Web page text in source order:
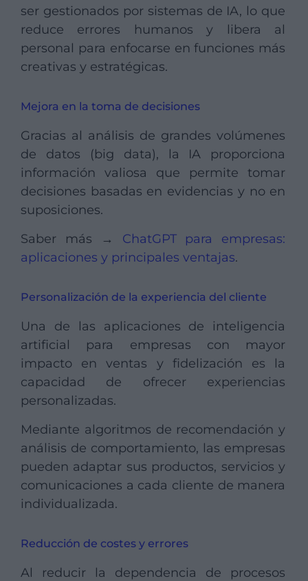
ser gestionados por sistemas de IA, lo que
reduce errores humanos y libera al
personal para enfocarse en funciones más
creativas y estratégicas.
Mejora en la toma de decisiones
Gracias al análisis de grandes volúmenes
de datos (big data), la IA proporciona
información valiosa que permite tomar
decisiones basadas en evidencias y no en
suposiciones.
Saber más → ChatGPT para empresas:
aplicaciones y principales ventajas.
Personalización de la experiencia del cliente
Una de las aplicaciones de inteligencia
artificial para empresas con mayor
impacto en ventas y fidelización es la
capacidad de ofrecer experiencias
personalizadas.
Mediante algoritmos de recomendación y
análisis de comportamiento, las empresas
pueden adaptar sus productos, servicios y
comunicaciones a cada cliente de manera
individualizada.
Reducción de costes y errores
Al reducir la dependencia de procesos